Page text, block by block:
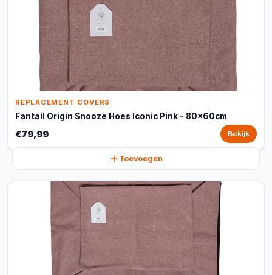
REPLACEMENT COVERS
Fantail Origin Snooze Hoes Iconic Pink - 80x60cm
€79,99 Bekijk
Toevoegen